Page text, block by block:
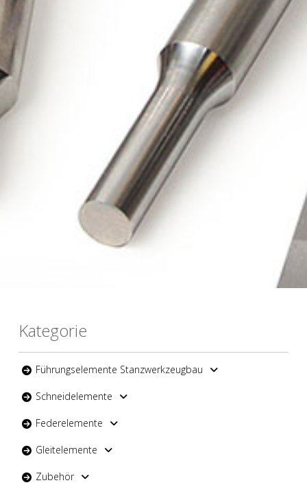
Kategorie
Führungselemente Stanzwerkzeugbau
Schneidelemente
Federelemente
Gleitelemente
Zubehör